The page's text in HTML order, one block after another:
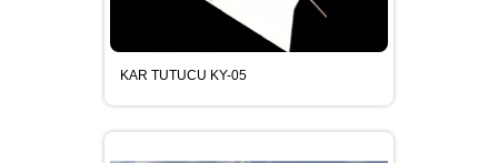
SERTİFİKALARIMIZ
KAR TUTUCU KY-05